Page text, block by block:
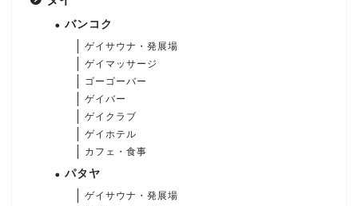
バンコク
ゲイサウナ・発展場
ゲイマッサージ
ゴーゴーバー
ゲイバー
ゲイクラブ
ゲイホテル
カフェ・食事
パタヤ
ゲイサウナ・発展場